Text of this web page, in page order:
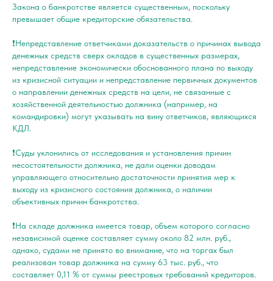
Закона о банкротстве является существенным, поскольку
превышает общие кредиторские обязательства.
❗️Непредставление ответчиками доказательств о причинах вывода
денежных средств сверх окладов в существенных размерах,
непредставление экономически обоснованного плана по выходу
из кризисной ситуации и непредставление первичных документов
о направлении денежных средств на цели, не связанные с
хозяйственной деятельностью должника (например, на
командировки) могут указывать на вину ответчиков, являющихся
КДЛ.
❗️Суды уклонились от исследования и установления причин
несостоятельности должника, не дали оценки доводам
управляющего относительно достаточности принятия мер к
выходу из кризисного состояния должника, о наличии
объективных причин банкротства.
❗️На складе должника имеется товар, объем которого согласно
независимой оценке составляет сумму около 82 млн. руб.,
однако, судами не принято во внимание, что на торгах был
реализован товар должника на сумму 63 тыс. руб., что
составляет 0,11 % от суммы реестровых требований кредиторов.